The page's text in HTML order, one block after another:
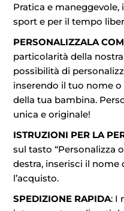
Pratica e maneggevole,
sport e per il tempo
PERSONALIZZALA
particolarità della
possibilità di
inserendo il tuo nome
della tua bambina.
unica e originale!
ISTRUZIONI PER LA
sul tasto “Personalizza
destra, inserisci il nome
l’acquisto.
SPEDIZIONE RAPIDA: I